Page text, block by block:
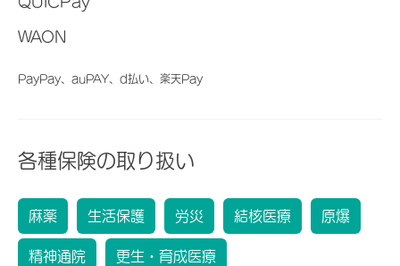
WAON
PayPay、auPAY、d払い、楽天Pay
各種保険の取り扱い
麻薬 生活保護 労災 結核医療 原爆
精神通院 更生・育成医療